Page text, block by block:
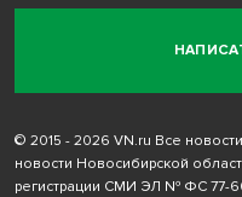
© 2015 - 2026 VN.ru Все
новости Новосибирской
регистрации СМИ ЭЛ № ФС 77-